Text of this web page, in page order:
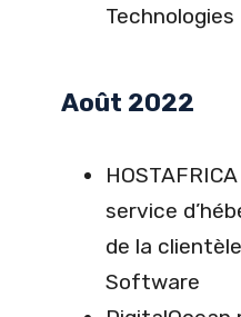
Technologies
Août 2022
service
de la
Software